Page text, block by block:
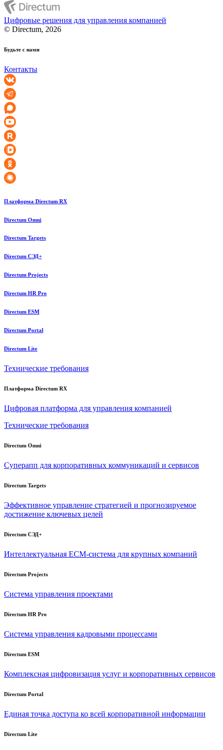
Цифровые решения для управления компанией
© Directum, 2026
Будьте с нами
Контакты
Платформа Directum RX
Directum Omni
Directum Targets
Directum СЭД+
Directum Projects
Directum HR Pro
Directum ESM
Directum Portal
Directum Lite
Технические требования
Платформа Directum RX
Цифровая платформа для управления компанией
Технические требования
Directum Omni
Суперапп для корпоративных коммуникаций и сервисов
Directum Targets
Эффективное управление стратегией и прогнозируемое
достижение ключевых целей
Directum СЭД+
Интеллектуальная ECM-система для крупных компаний
Directum Projects
Система управления проектами
Directum HR Pro
Система управления кадровыми процессами
Directum ESM
Комплексная цифровизация услуг и корпоративных сервисов
Directum Portal
Единая точка доступа ко всей корпоративной информации
Directum Lite